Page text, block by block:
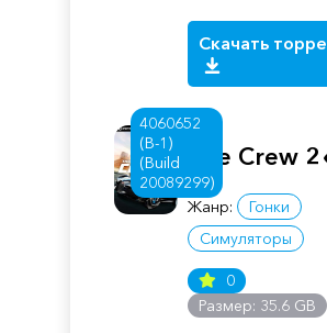
Скачать
4060652
(B-1)
(Build
20089299)
The Crew 2
Жанр:
Гонки
Симуляторы
0
Размер: 35.6 GB